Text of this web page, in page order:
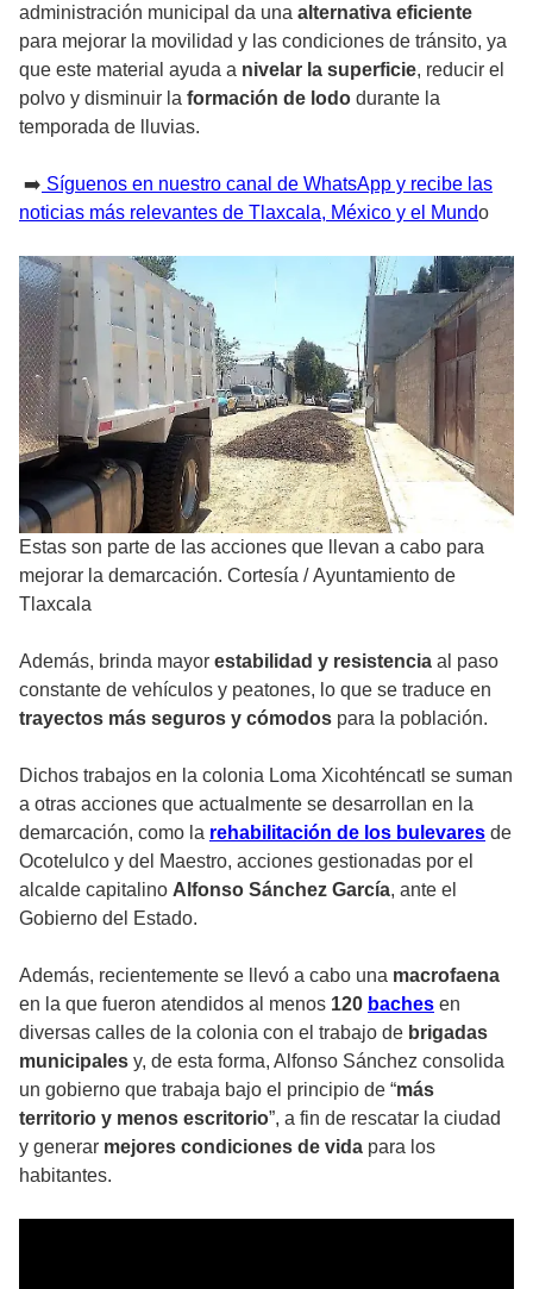
administración municipal da una alternativa eficiente
para mejorar la movilidad y las condiciones de tránsito, ya
que este material ayuda a nivelar la superficie, reducir el
polvo y disminuir la formación de lodo durante la
temporada de lluvias.
➡️ Síguenos en nuestro canal de WhatsApp y recibe las
noticias más relevantes de Tlaxcala, México y el Mundo
Estas son parte de las acciones que llevan a cabo para
mejorar la demarcación. Cortesía / Ayuntamiento de
Tlaxcala
Además, brinda mayor estabilidad y resistencia al paso
constante de vehículos y peatones, lo que se traduce en
trayectos más seguros y cómodos para la población.
Dichos trabajos en la colonia Loma Xicohténcatl se suman
a otras acciones que actualmente se desarrollan en la
demarcación, como la rehabilitación de los bulevares de
Ocotelulco y del Maestro, acciones gestionadas por el
alcalde capitalino Alfonso Sánchez García, ante el
Gobierno del Estado.
Además, recientemente se llevó a cabo una macrofaena
en la que fueron atendidos al menos 120 baches en
diversas calles de la colonia con el trabajo de brigadas
municipales y, de esta forma, Alfonso Sánchez consolida
un gobierno que trabaja bajo el principio de “más
territorio y menos escritorio”, a fin de rescatar la ciudad
y generar mejores condiciones de vida para los
habitantes.